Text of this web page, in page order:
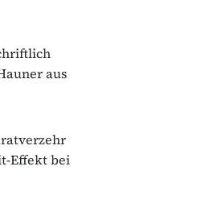
aus
Effekt bei